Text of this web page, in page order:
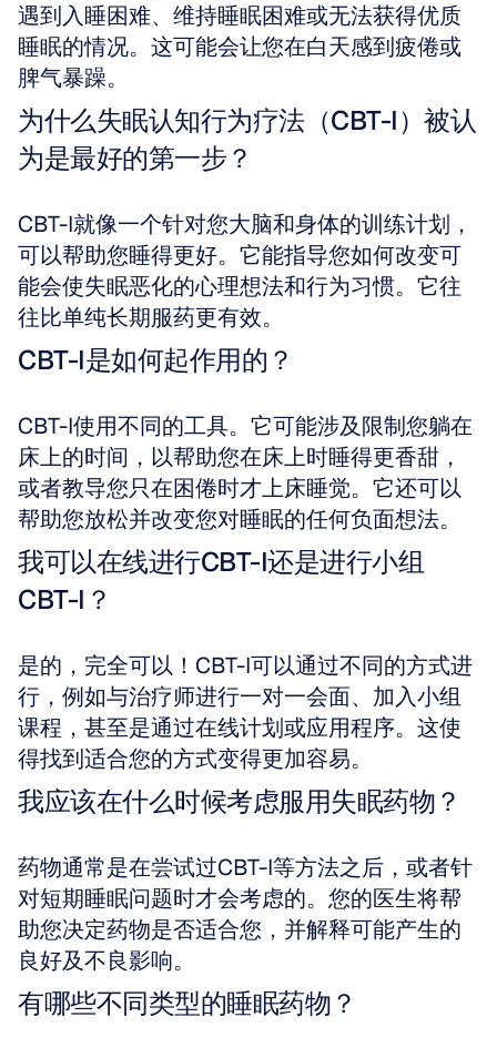
遇到入睡困难、维持睡眠困难或无法获得优质
睡眠的情况。这可能会让您在白天感到疲倦或
脾气暴躁。
为什么失眠认知行为疗法（CBT-I）被认
为是最好的第一步？
CBT-I就像一个针对您大脑和身体的训练计划，
可以帮助您睡得更好。它能指导您如何改变可
能会使失眠恶化的心理想法和行为习惯。它往
往比单纯长期服药更有效。
CBT-I是如何起作用的？
CBT-I使用不同的工具。它可能涉及限制您躺在
床上的时间，以帮助您在床上时睡得更香甜，
或者教导您只在困倦时才上床睡觉。它还可以
帮助您放松并改变您对睡眠的任何负面想法。
我可以在线进行CBT-I还是进行小组
CBT-I？
是的，完全可以！CBT-I可以通过不同的方式进
行，例如与治疗师进行一对一会面、加入小组
课程，甚至是通过在线计划或应用程序。这使
得找到适合您的方式变得更加容易。
我应该在什么时候考虑服用失眠药物？
药物通常是在尝试过CBT-I等方法之后，或者针
对短期睡眠问题时才会考虑的。您的医生将帮
助您决定药物是否适合您，并解释可能产生的
良好及不良影响。
有哪些不同类型的睡眠药物？